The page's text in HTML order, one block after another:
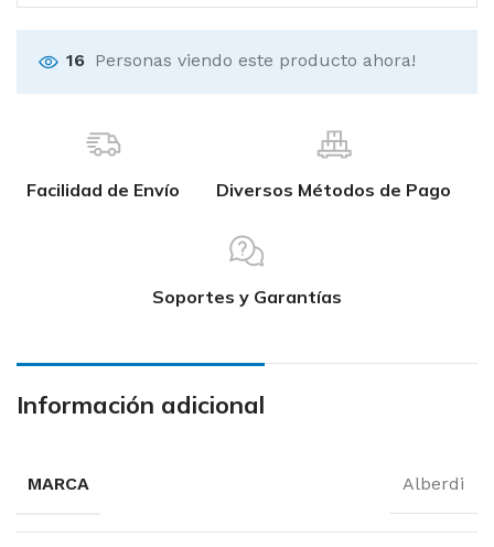
16 Personas viendo este producto ahora!
Facilidad de Envío Diversos Métodos de Pago
Soportes y Garantías
Información adicional
MARCA Alberdi